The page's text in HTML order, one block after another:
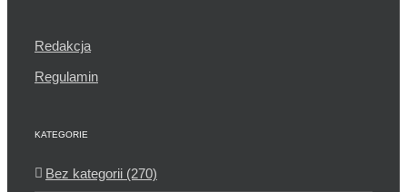
Redakcja
Regulamin
KATEGORIE
Bez kategorii (270)